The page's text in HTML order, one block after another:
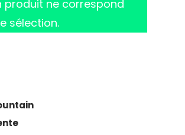
to search or ESC to close
produit ne correspond
sélection.